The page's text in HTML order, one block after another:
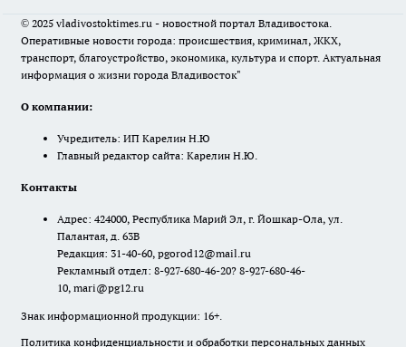
© 2025 vladivostoktimes.ru - новостной портал Владивостока.
Оперативные новости города: происшествия, криминал, ЖКХ,
транспорт, благоустройство, экономика, культура и спорт. Актуальная
информация о жизни города Владивосток"
О компании:
Учредитель: ИП Карелин Н.Ю
Главный редактор сайта: Карелин Н.Ю.
Контакты
Адрес: 424000, Республика Марий Эл, г. Йошкар-Ола, ул.
Палантая, д. 63В
Редакция: 31-40-60, pgorod12@mail.ru
Рекламный отдел: 8-927-680-46-20? 8-927-680-46-
10, mari@pg12.ru
Знак информационной продукции: 16+.
Политика конфиденциальности и обработки персональных данных